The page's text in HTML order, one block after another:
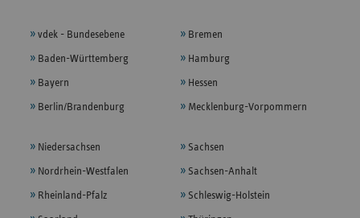
vdek - Bundesebene
Baden-Württemberg
Bayern
Berlin/Brandenburg
Bremen
Hamburg
Hessen
Mecklenburg-Vorpommern
Niedersachsen
Nordrhein-Westfalen
Rheinland-Pfalz
Sachsen
Sachsen-Anhalt
Schleswig-Holstein